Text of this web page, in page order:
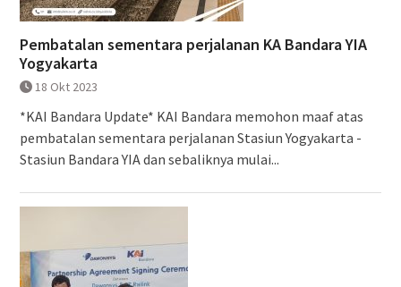
Pembatalan sementara perjalanan KA Bandara YIA
Yogyakarta
18 Okt 2023
*KAI Bandara Update* KAI Bandara memohon maaf atas
pembatalan sementara perjalanan Stasiun Yogyakarta -
Stasiun Bandara YIA dan sebaliknya mulai...